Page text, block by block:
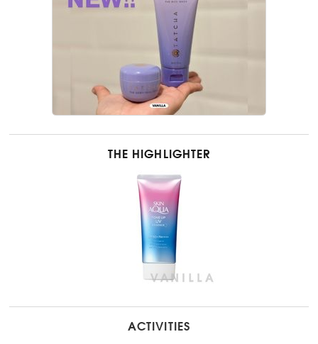
THE HIGHLIGHTER
ACTIVITIES